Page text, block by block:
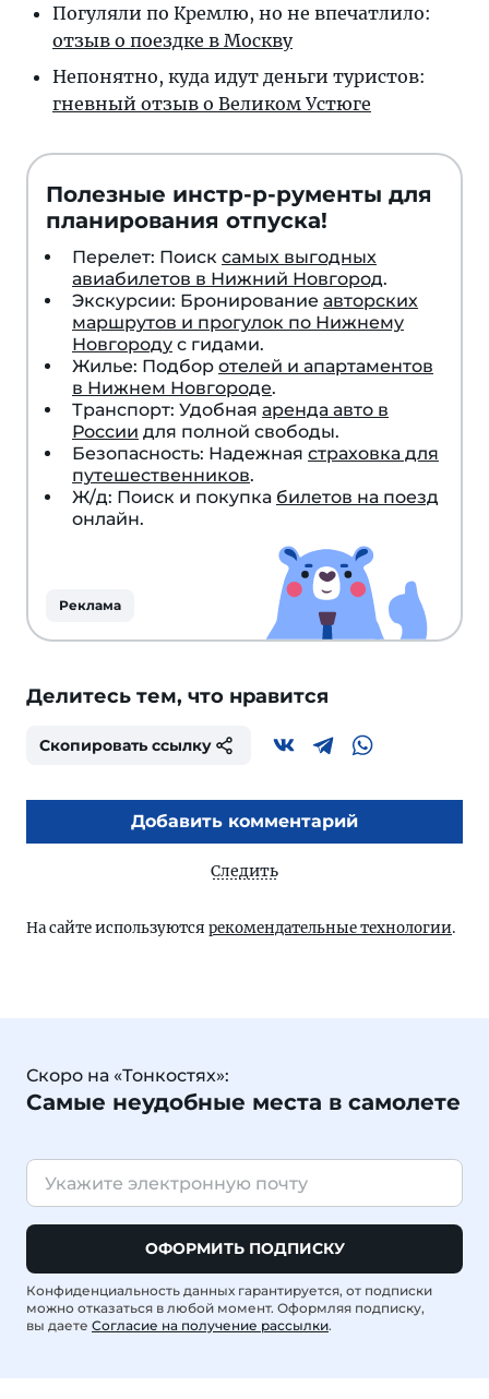
Погуляли по Крем­лю, но не впе­чат­ли­ло:
от­зыв о по­езд­ке в Москву
Непонятно, куда идут день­ги ту­рис­тов:
гнев­ный от­зыв о Ве­ли­ком Устюге
Полезные инстр-р-рументы для
планирования отпуска!
Перелет: Поиск самых выгодных
авиабилетов в Нижний Новгород.
Экскурсии: Бронирование авторских
маршрутов и прогулок по Нижнему
Новгороду с гидами.
Жилье: Подбор отелей и апартаментов
в Нижнем Новгороде.
Транспорт: Удобная аренда авто в
России для полной свободы.
Безопасность: Надежная страховка для
путешественников.
Ж/д: Поиск и покупка билетов на поезд
онлайн.
Реклама
Делитесь тем, что нравится
Скопировать ссылку
Добавить комментарий
Следить
На сайте используются рекомендательные технологии.
Скоро на «Тонкостях»:
Самые неудобные места в самолете
ОФОРМИТЬ ПОДПИСКУ
Конфиденциальность данных гарантируется, от подписки
можно отказаться в любой момент. Оформляя подписку,
вы даете Согласие на получение рассылки.